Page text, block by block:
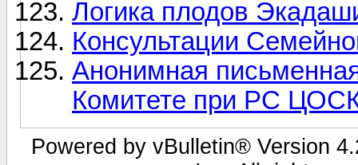
Логика плодов
Консультации
Анонимная
Комитете при РС
Powered by vBulletin® Version